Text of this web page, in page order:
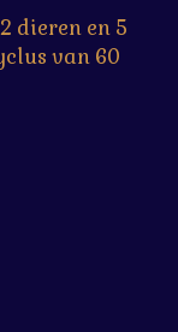
dieren en 5
van 60